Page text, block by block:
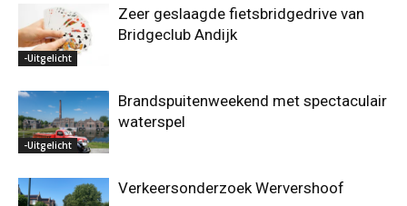
-Uitgelicht
Zeer geslaagde fietsbridgedrive van
Bridgeclub Andijk
-Uitgelicht
Brandspuitenweekend met spectaculair
waterspel
Verkeersonderzoek Wervershoof